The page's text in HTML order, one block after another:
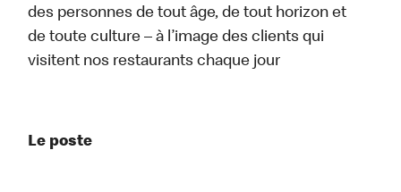
des personnes de tout âge, de tout horizon et
de toute culture – à l’image des clients qui
visitent nos restaurants chaque jour
Le poste